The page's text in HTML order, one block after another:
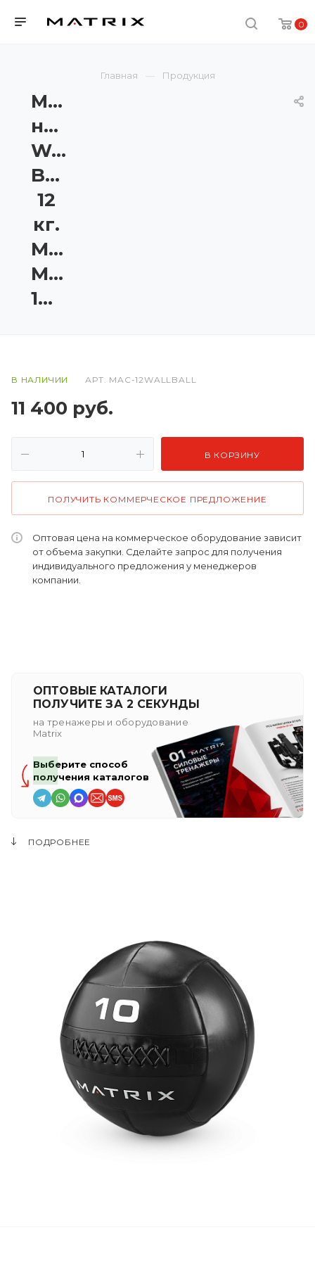
0
Главная Продукция
Мяч
набивной
Wall
Ball
12
кг.
Matrix
MAC-
12WALLBALL
В НАЛИЧИИ АРТ. MAC-12WALLBALL
11 400 руб.
В КОРЗИНУ
ПОЛУЧИТЬ КОММЕРЧЕСКОЕ ПРЕДЛОЖЕНИЕ
Оптовая цена на коммерческое оборудование зависит
от объема закупки. Сделайте запрос для получения
индивидуального предложения у менеджеров
компании.
ОПТОВЫЕ КАТАЛОГИ
ПОЛУЧИТЕ ЗА 2 СЕКУНДЫ
на тренажеры и оборудование
Matrix
Выберите способ
получения каталогов
ПОДРОБНЕЕ